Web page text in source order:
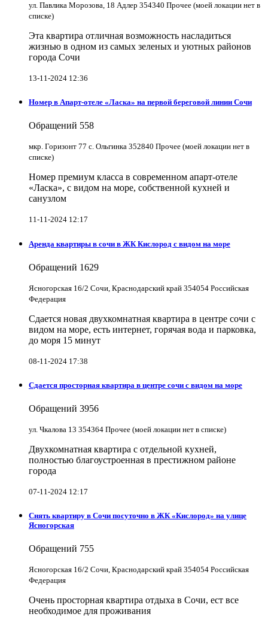
ул. Павлика Морозова, 18 Адлер 354340 Прочее (моей локации нет в
списке)
Эта квартира отличная возможность насладиться
жизнью в одном из самых зеленых и уютных районов
города Сочи
13-11-2024 12:36
Номер в Апарт-отеле «Ласка» на первой береговой линии Сочи
Обращений 558
мкр. Горизонт 77 с. Ольгинка 352840 Прочее (моей локации нет в
списке)
Номер премиум класса в современном апарт-отеле
«Ласка», с видом на море, собственной кухней и
санузлом
11-11-2024 12:17
Аренда квартиры в сочи в ЖК Кислород с видом на море
Обращений 1629
Ясногорская 16/2 Сочи, Краснодарский край 354054 Российская
Федерация
Сдается новая двухкомнатная квартира в центре сочи с
видом на море, есть интернет, горячая вода и парковка,
до моря 15 минут
08-11-2024 17:38
Сдается просторная квартира в центре сочи с видом на море
Обращений 3956
ул. Чкалова 13 354364 Прочее (моей локации нет в списке)
Двухкомнатная квартира с отдельной кухней,
полностью благоустроенная в престижном районе
города
07-11-2024 12:17
Снять квартиру в Cочи посуточно в ЖК «Кислород» на улице
Ясногорская
Обращений 755
Ясногорская 16/2 Сочи, Краснодарский край 354054 Российская
Федерация
Очень просторная квартира отдыха в Сочи, ест все
необходимое для проживания